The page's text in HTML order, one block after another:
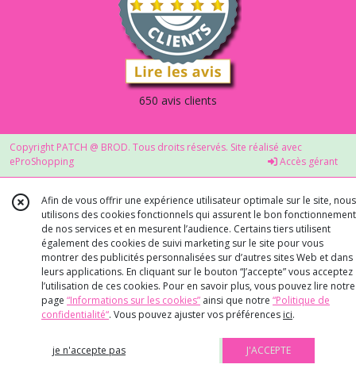
650 avis clients
Copyright PATCH @ BROD. Tous droits réservés. Site réalisé avec
eProShopping
Accès gérant
Afin de vous offrir une expérience utilisateur optimale sur le site, nous
utilisons des cookies fonctionnels qui assurent le bon fonctionnement
de nos services et en mesurent l’audience. Certains tiers utilisent
également des cookies de suivi marketing sur le site pour vous
montrer des publicités personnalisées sur d’autres sites Web et dans
leurs applications. En cliquant sur le bouton “J’accepte” vous acceptez
l’utilisation de ces cookies. Pour en savoir plus, vous pouvez lire notre
page “Informations sur les cookies” ainsi que notre “Politique de
confidentialité“. Vous pouvez ajuster vos préférences ici.
je n'accepte pas J'ACCEPTE